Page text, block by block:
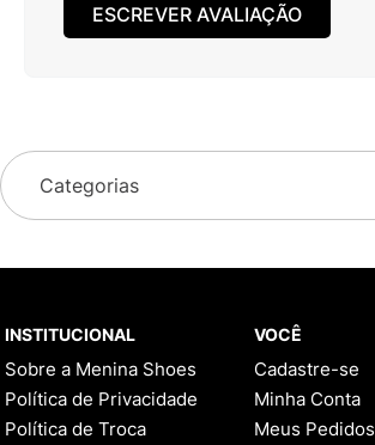
ESCREVER AVALIAÇÃO
Categorias
INSTITUCIONAL
Sobre a Menina Shoes
Política de Privacidade
Política de Troca
VOCÊ
Cadastre-se
Minha Conta
Meus Pedidos